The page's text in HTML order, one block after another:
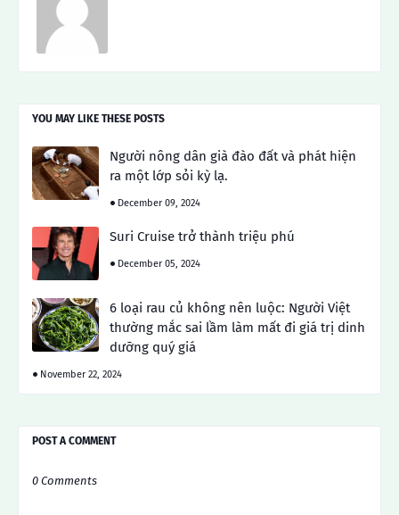
YOU MAY LIKE THESE POSTS
Người nông dân già đào đất và phát hiện
ra một lớp sỏi kỳ lạ.
December 09, 2024
Suri Cruise trở thành triệu phú
December 05, 2024
6 loại rau củ không nên luộc: Người Việt
thường mắc sai lầm làm mất đi giá trị dinh
dưỡng quý giá
November 22, 2024
POST A COMMENT
0 Comments